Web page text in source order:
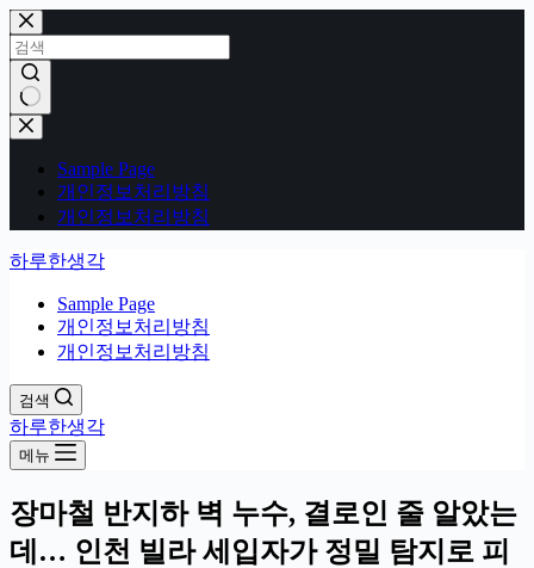
본
문
으
로
건
너
결
Sample Page
개인정보처리방침
개인정보처리방침
하루한생각
Sample Page
개인정보처리방침
개인정보처리방침
검색
하루한생각
메뉴
장마철 반지하 벽 누수, 결로인 줄 알았는
데… 인천 빌라 세입자가 정밀 탐지로 피